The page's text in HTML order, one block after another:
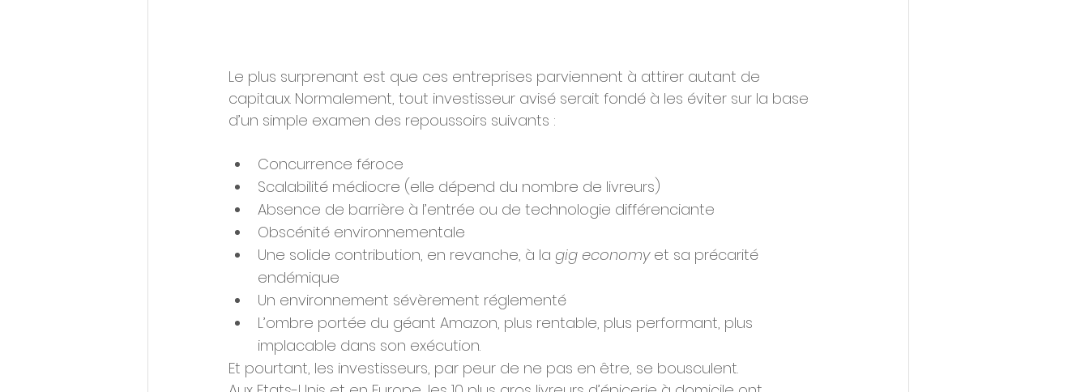
Le plus surprenant est que ces entreprises parviennent à attirer autant de
capitaux. Normalement, tout investisseur avisé serait fondé à les éviter sur la base
d’un simple examen des repoussoirs suivants :
Concurrence féroce
Scalabilité médiocre (elle dépend du nombre de livreurs)
Absence de barrière à l’entrée ou de technologie différenciante
Obscénité environnementale
Une solide contribution, en revanche, à la gig economy et sa précarité
endémique
Un environnement sévèrement réglementé
L’ombre portée du géant Amazon, plus rentable, plus performant, plus
implacable dans son exécution.
Et pourtant, les investisseurs, par peur de ne pas en être, se bousculent.